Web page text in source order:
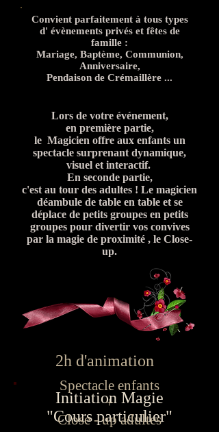
Initiation Magie
"Cours particulier"
Convient parfaitement à tous types
d' évènements privés et fêtes de
famille :
Mariage, Baptème, Communion,
Anniversaire,
Pendaison de Crémaillère ...
Lors de votre événement,
en première partie,
le Magicien offre aux enfants un
spectacle surprenant dynamique,
visuel et interactif.
En seconde partie,
c'est au tour des adultes ! Le magicien
déambule de table en table et se
déplace de petits groupes en petits
groupes pour divertir vos convives
par la magie de proximité , le Close-
up.
2h d'animation
Spectacle enfants
+
Close - up adultes